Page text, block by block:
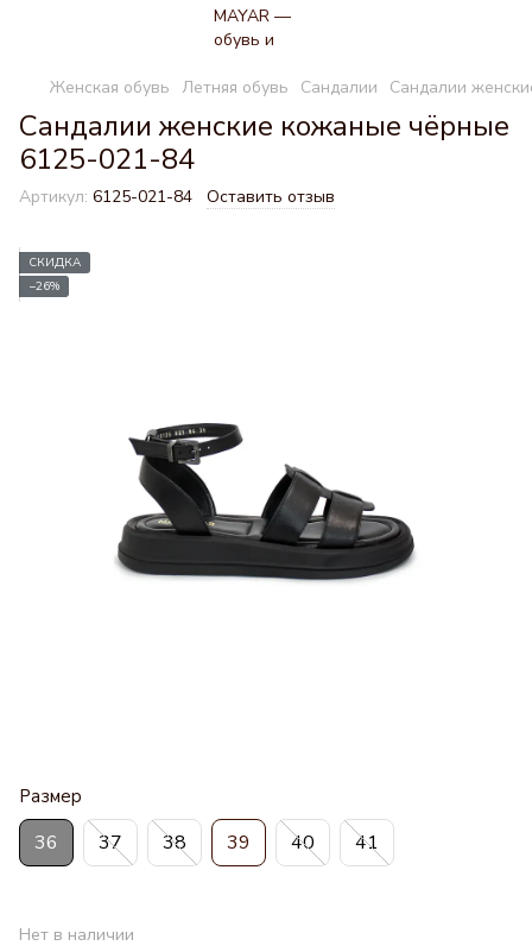
Женская обувь Летняя обувь Сандалии Cандалии
Cандалии женские кожаные чёрные
6125-021-84
Артикул: 6125-021-84 Оставить отзыв
СКИДКА
−26%
Размер
36 37 38 39 40 41
Нет в наличии